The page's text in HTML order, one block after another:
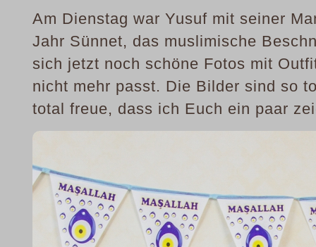
Am Dienstag war Yusuf mit seiner
Jahr Sünnet, das muslimische
sich jetzt noch schöne Fotos mit
nicht mehr passt. Die Bilder sind so
total freue, dass ich Euch ein paar